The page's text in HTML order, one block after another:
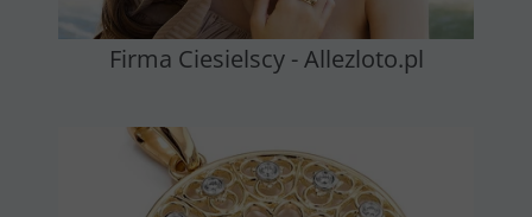
Firma Ciesielscy - Allezloto.pl